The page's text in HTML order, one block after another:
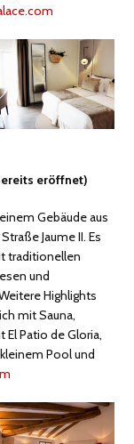
eröffnet)
Gebäude aus
Jaume II. Es
traditionellen
und
Highlights
mit Sauna,
El Patio de Gloria,
Pool und